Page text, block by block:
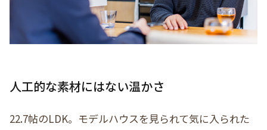
人工的な素材にはない温かさ
22.7帖のLDK。モデルハウスを見られて気に入られた